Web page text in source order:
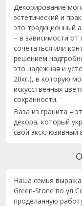
Декорирование
эстетический и
это традиционный
– в зависимости
сочетаться или
решением
это надежная и
20кг.), в которую
искусственных
сохранности.
Ваза из гранита –
декора, который
свой эксклюзивный
Наша семья
Green-Stone по ул
проделанную